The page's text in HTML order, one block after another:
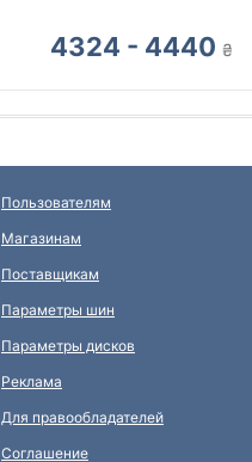
4324 - 4440 ₴
Пользователям
Магазинам
Поставщикам
Параметры шин
Параметры дисков
Реклама
Для правообладателей
Соглашение